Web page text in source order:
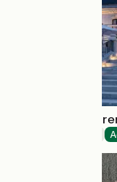
Best Western